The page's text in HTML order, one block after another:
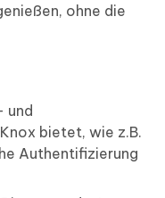
ohne die
und
bietet, wie z.B.
Authentifizierung